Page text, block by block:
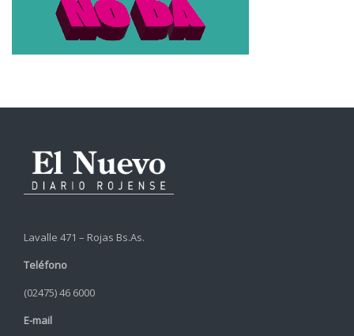
Lavalle 471 – Rojas Bs.As.
Teléfono
(02475) 46 6000
E-mail